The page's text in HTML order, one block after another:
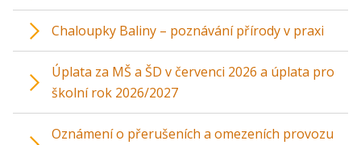
Chaloupky Baliny – poznávání přírody v praxi
Úplata za MŠ a ŠD v červenci 2026 a úplata pro
školní rok 2026/2027
Oznámení o přerušeních a omezeních provozu